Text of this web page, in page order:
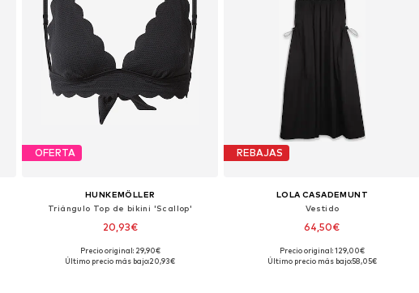
OFERTA
HUNKEMÖLLER
Triángulo Top de bikini 'Scallop'
20,93€
Tallas disponibles: 85, 90, 95
Precio original: 29,90€
Último precio más bajo:20,93€
REBAJAS
LOLA CASADEMUNT
Vestido
64,50€
Tallas disponibles: 36, 38, 42, 44
Precio original: 129,00€
Último precio más bajo:58,05€